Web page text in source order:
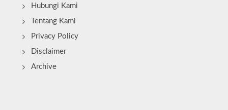
Hubungi Kami
Tentang Kami
Privacy Policy
Disclaimer
Archive